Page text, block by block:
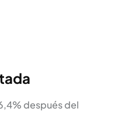
después del